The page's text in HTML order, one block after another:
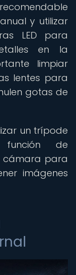
y utilizar
LED para
en la
limpiar
lentes para
gotas de
un trípode
de
cámara para
imágenes